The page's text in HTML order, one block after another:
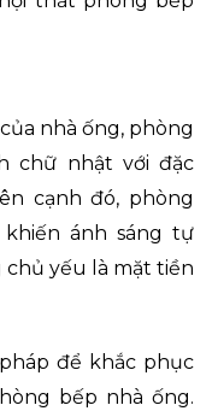
nhà ống, phòng
chữ nhật với đặc
cạnh đó, phòng
ánh sáng tự
chủ yếu là mặt tiền
để khắc phục
bếp nhà ống.